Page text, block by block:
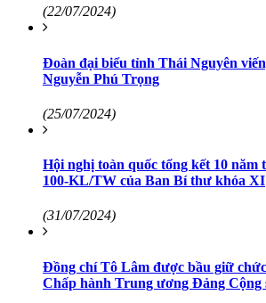
(22/07/2024)
Đoàn đại biểu tỉnh Thái Nguyên
Nguyễn Phú Trọng
(25/07/2024)
Hội nghị toàn quốc tổng kết 10 năm
100-KL/TW của Ban Bí thư khóa XI
(31/07/2024)
Đồng chí Tô Lâm được bầu giữ
Chấp hành Trung ương Đảng Cộng